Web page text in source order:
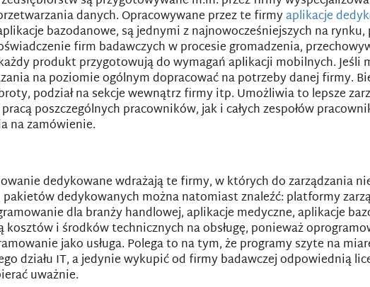
danych. Opracowywane przez te firmyaplikacje
bazodanowe, są jednymi z najnowocześniejszych na
firm badawczych w procesie gromadzenia,
produkt przygotowują do wymagań aplikacji mobilnych. Jeśli
na poziomie ogólnym dopracować na potrzeby danej firmy.
podział na sekcje wewnątrz firmy itp. Umożliwia to lepsze
poszczególnych pracowników, jak i całych zespołów
na zamówienie.
dedykowane wdrażają te firmy, w których do zarządzania
dedykowanych można natomiast znaleźć: platformy
dla branży handlowej, aplikacje medyczne, aplikacje
i środków technicznych na obsługę, ponieważ
jako usługa. Polega to na tym, że programy szyte na
działu IT, a jedynie wykupić od firmy badawczej odpowiednią
uważnie.